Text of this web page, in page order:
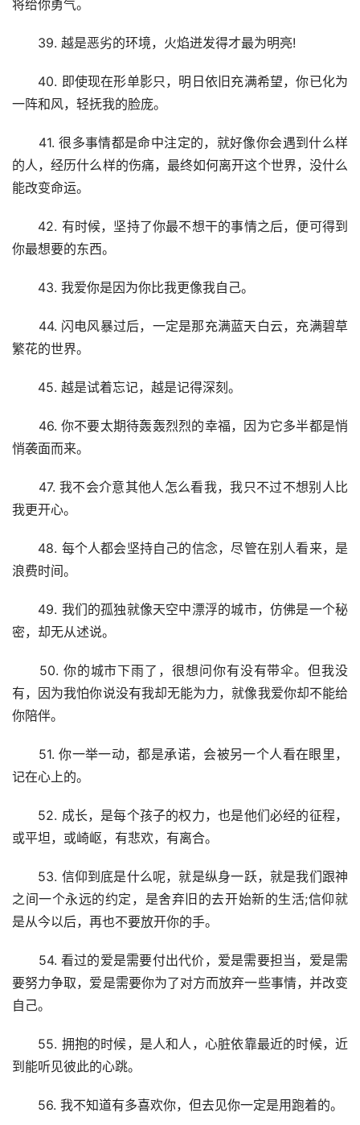
将给你勇气。
39. 越是恶劣的环境，火焰迸发得才最为明亮!
40. 即使现在形单影只，明日依旧充满希望，你已化为
一阵和风，轻抚我的脸庞。
41. 很多事情都是命中注定的，就好像你会遇到什么样
的人，经历什么样的伤痛，最终如何离开这个世界，没什么
能改变命运。
42. 有时候，坚持了你最不想干的事情之后，便可得到
你最想要的东西。
43. 我爱你是因为你比我更像我自己。
44. 闪电风暴过后，一定是那充满蓝天白云，充满碧草
繁花的世界。
45. 越是试着忘记，越是记得深刻。
46. 你不要太期待轰轰烈烈的幸福，因为它多半都是悄
悄袭面而来。
47. 我不会介意其他人怎么看我，我只不过不想别人比
我更开心。
48. 每个人都会坚持自己的信念，尽管在别人看来，是
浪费时间。
49. 我们的孤独就像天空中漂浮的城市，仿佛是一个秘
密，却无从述说。
50. 你的城市下雨了，很想问你有没有带伞。但我没
有，因为我怕你说没有我却无能为力，就像我爱你却不能给
你陪伴。
51. 你一举一动，都是承诺，会被另一个人看在眼里，
记在心上的。
52. 成长，是每个孩子的权力，也是他们必经的征程，
或平坦，或崎岖，有悲欢，有离合。
53. 信仰到底是什么呢，就是纵身一跃，就是我们跟神
之间一个永远的约定，是舍弃旧的去开始新的生活;信仰就
是从今以后，再也不要放开你的手。
54. 看过的爱是需要付出代价，爱是需要担当，爱是需
要努力争取，爱是需要你为了对方而放弃一些事情，并改变
自己。
55. 拥抱的时候，是人和人，心脏依靠最近的时候，近
到能听见彼此的心跳。
56. 我不知道有多喜欢你，但去见你一定是用跑着的。